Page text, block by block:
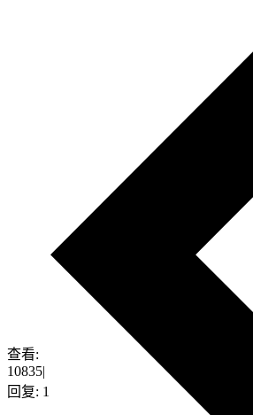
查看:
10835|
回复: 1